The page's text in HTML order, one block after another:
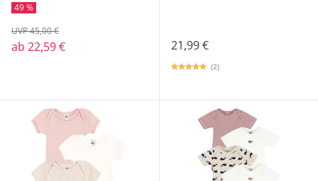
49 %
ab 22,59 €
UVP 45,00 €
21,99 €
(2)